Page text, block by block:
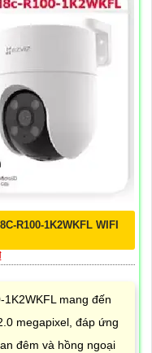
R100-1K2WKFL WIFI
mang đến
megapixel, đáp ứng
đêm và hồng ngoại